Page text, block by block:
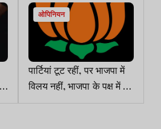
ओपिनियन
पार्टियां टूट रहीं, पर भाजपा में
विलय नहीं, भाजपा के पक्ष में बन
रहा थर्ड फ्रंट